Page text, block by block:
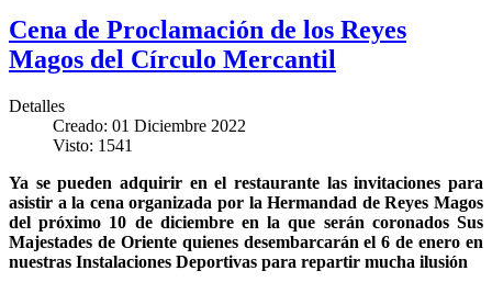
Cena de Proclamación de los Reyes
Magos del Círculo Mercantil
Detalles
Creado: 01 Diciembre 2022
Visto: 1541
Ya se pueden adquirir en el restaurante las invitaciones para
asistir a la cena organizada por la Hermandad de Reyes Magos
del próximo 10 de diciembre en la que serán coronados Sus
Majestades de Oriente quienes desembarcarán el 6 de enero en
nuestras Instalaciones Deportivas para repartir mucha ilusión